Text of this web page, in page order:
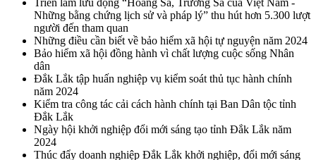
Triển lãm lưu động “Hoàng Sa, Trường Sa của Việt Nam -
Những bằng chứng lịch sử và pháp lý” thu hút hơn 5.300 lượt
người đến tham quan
Những điều cần biết về bảo hiểm xã hội tự nguyện năm 2024
Bảo hiểm xã hội đồng hành vì chất lượng cuộc sống Nhân
dân
Đắk Lắk tập huấn nghiệp vụ kiểm soát thủ tục hành chính
năm 2024
Kiểm tra công tác cải cách hành chính tại Ban Dân tộc tỉnh
Đắk Lắk
Ngày hội khởi nghiệp đổi mới sáng tạo tỉnh Đắk Lắk năm
2024
Thúc đẩy doanh nghiệp Đắk Lắk khởi nghiệp, đổi mới sáng